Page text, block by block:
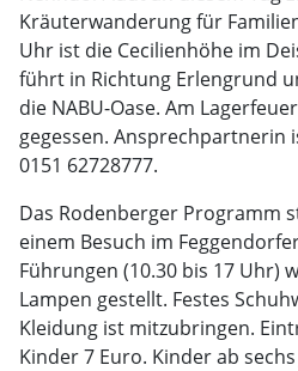
Kräuterwanderung für
Uhr ist die Cecilienhöhe im
führt in Richtung Erlengrund
die NABU-Oase. Am
gegessen. Ansprechpartnerin
0151 62728777.
Das Rodenberger Programm
einem Besuch im
Führungen (10.30 bis 17 Uhr)
Lampen gestellt. Festes
Kleidung ist mitzubringen.
Kinder 7 Euro. Kinder ab